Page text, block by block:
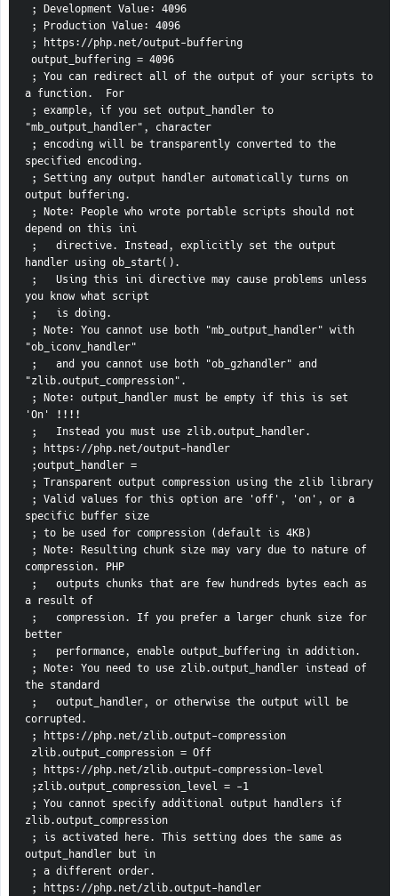
; Development Value: 4096
; Production Value: 4096
; https://php.net/output-buffering
output_buffering = 4096
a function.  For
"mb_output_handler", character
specified encoding.
output buffering.
depend on this ini
handler using ob_start().
you know what script
;   is doing.
"ob_iconv_handler"
"zlib.output_compression".
'On' !!!!
;   Instead you must use zlib.output_handler.
; https://php.net/output-handler
;output_handler =
; Transparent output compression using the zlib library
specific buffer size
; to be used for compression (default is 4KB)
compression. PHP
a result of
better
;   performance, enable output_buffering in addition.
the standard
corrupted.
; https://php.net/zlib.output-compression
zlib.output_compression = Off
; https://php.net/zlib.output-compression-level
;zlib.output_compression_level = -1
zlib.output_compression
output_handler but in
; a different order.
; https://php.net/zlib.output-handler